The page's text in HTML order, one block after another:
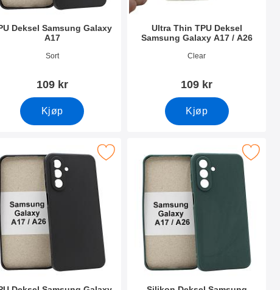
Deksel Samsung Galaxy
A17
53868
Sort
109 kr
Kjøp
Ultra Thin TPU Deksel
Samsung Galaxy A17 / A26
Varenummer 53869
Clear
109 kr
Kjøp
A17 / A26 som favoritt
tPU Deksel Samsung Galaxy A17 / A26 som favoritt
Merk silikon Deksel Samsung